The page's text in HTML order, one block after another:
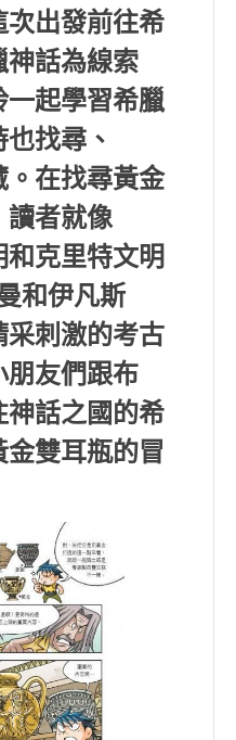
次出發前往希
神話為線索
一起學習希臘
找尋、
。在找尋黃金
讀者就像
克里特文明
和伊凡斯
采刺激的考古
朋友們跟布
神話之國的希
雙耳瓶的冒